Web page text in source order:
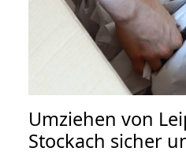
Umziehen von
Stockach sicher